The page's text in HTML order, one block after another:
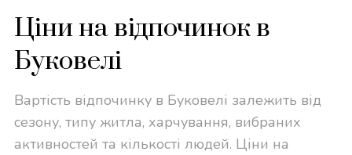
Ціни на відпочинок в
Буковелі
Вартість відпочинку в Буковелі залежить від
сезону, типу житла, харчування, вибраних
активностей та кількості людей. Ціни на